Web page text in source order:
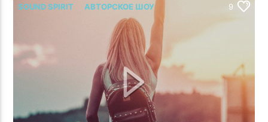
SOUND SPIRIT АВТОРСКОЕ ШОУ 9